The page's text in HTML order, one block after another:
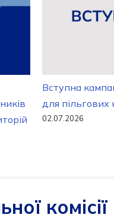
Вступна
для пільгових
02.07.2026
комісії